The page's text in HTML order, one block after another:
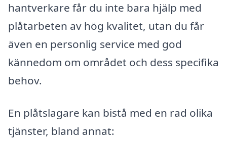
hantverkare får du inte bara hjälp med
plåtarbeten av hög kvalitet, utan du får
även en personlig service med god
kännedom om området och dess specifika
behov.
En plåtslagare kan bistå med en rad olika
tjänster, bland annat: